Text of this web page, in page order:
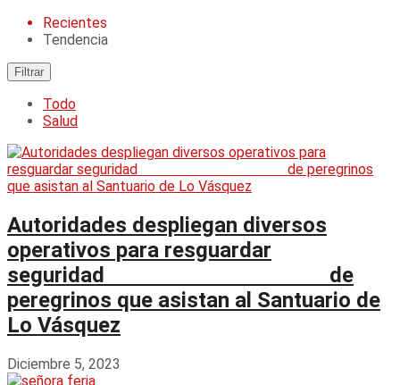
Recientes
Tendencia
Filtrar
Todo
Salud
Autoridades despliegan diversos
operativos para resguardar
seguridad de
peregrinos que asistan al Santuario de
Lo Vásquez
Diciembre 5, 2023